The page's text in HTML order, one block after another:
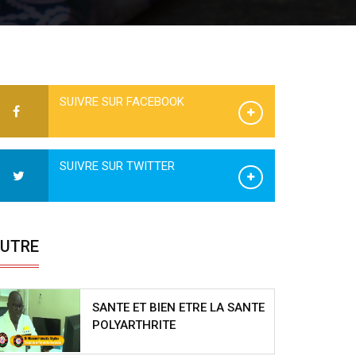
SUIVRE SUR FACEBOOK
SUIVRE SUR TWITTER
SANTE ET BIEN ETRE LA SANTE
POLYARTHRITE